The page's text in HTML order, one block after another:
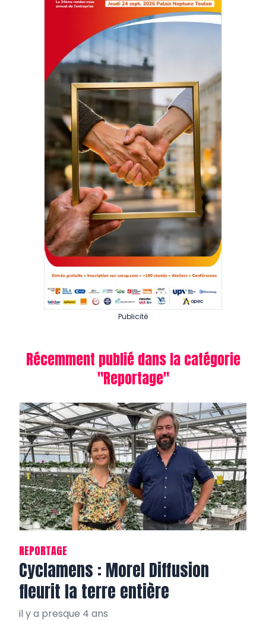
Publicité
Récemment publié dans la catégorie
"Reportage"
REPORTAGE
Cyclamens : Morel Diffusion
fleurit la terre entière
il y a presque 4 ans